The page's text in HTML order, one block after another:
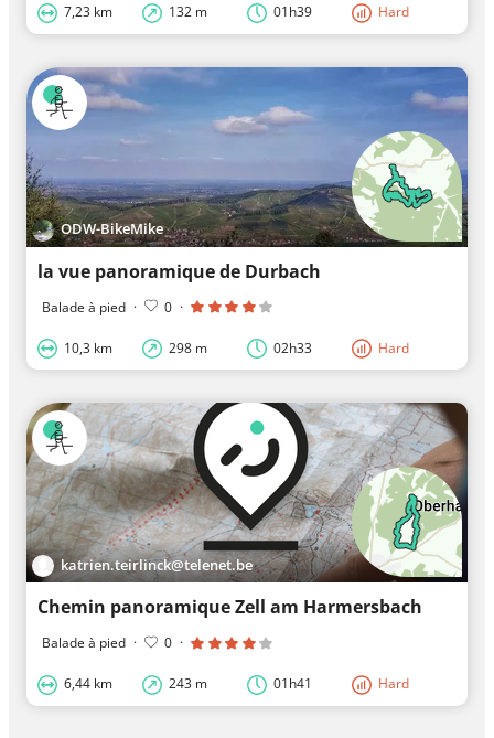
7,23 km 132 m 01h39 Hard
ODW-BikeMike
la vue panoramique de Durbach
Balade à pied · 0 ·
10,3 km 298 m 02h33 Hard
katrien.teirlinck@telenet.be
Chemin panoramique Zell am Harmersbach
Balade à pied · 0 ·
6,44 km 243 m 01h41 Hard